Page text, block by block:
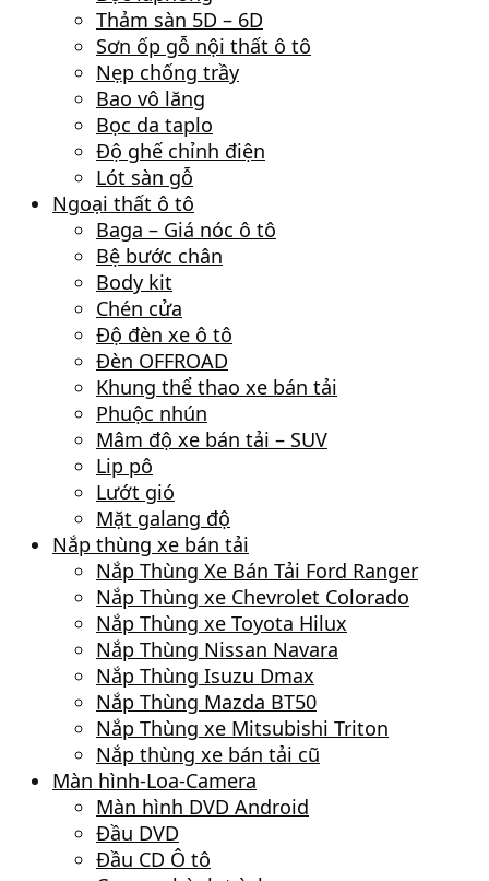
Thảm sàn 5D – 6D
Sơn ốp gỗ nội thất ô tô
Nẹp chống trầy
Bao vô lăng
Bọc da taplo
Độ ghế chỉnh điện
Lót sàn gỗ
Ngoại thất ô tô
Baga – Giá nóc ô tô
Bệ bước chân
Body kit
Chén cửa
Độ đèn xe ô tô
Đèn OFFROAD
Khung thể thao xe bán tải
Phuộc nhún
Mâm độ xe bán tải – SUV
Lip pô
Lướt gió
Mặt galang độ
Nắp thùng xe bán tải
Nắp Thùng Xe Bán Tải Ford Ranger
Nắp Thùng xe Chevrolet Colorado
Nắp Thùng xe Toyota Hilux
Nắp Thùng Nissan Navara
Nắp Thùng Isuzu Dmax
Nắp Thùng Mazda BT50
Nắp Thùng xe Mitsubishi Triton
Nắp thùng xe bán tải cũ
Màn hình-Loa-Camera
Màn hình DVD Android
Đầu DVD
Đầu CD Ô tô